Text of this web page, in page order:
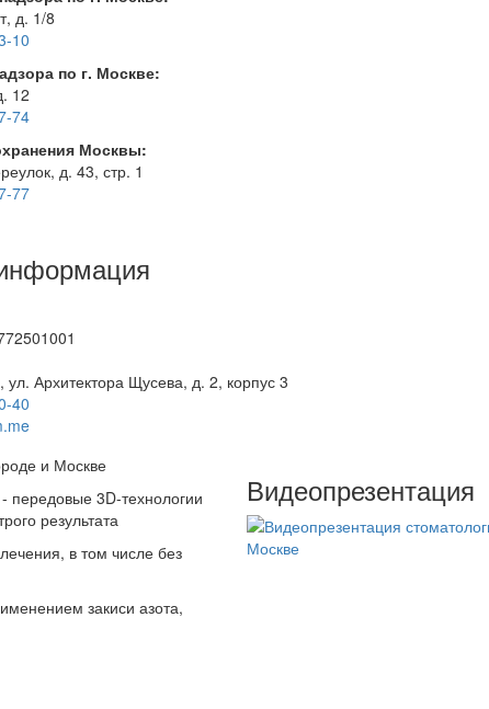
д. 1/8
10
по г. Москве:
12
74
Москвы:
д. 43, стр. 1
77
Архитектора Щусева, д. 2, корпус 3
40
и Москве
передовые 3D-технологии
результата
в том числе без
закиси азота,
Видеопрезентация